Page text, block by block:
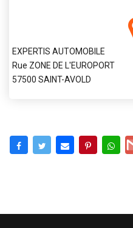
EXPERTIS AUTOMOBILE
Rue ZONE DE L'EUROPORT
57500 SAINT-AVOLD